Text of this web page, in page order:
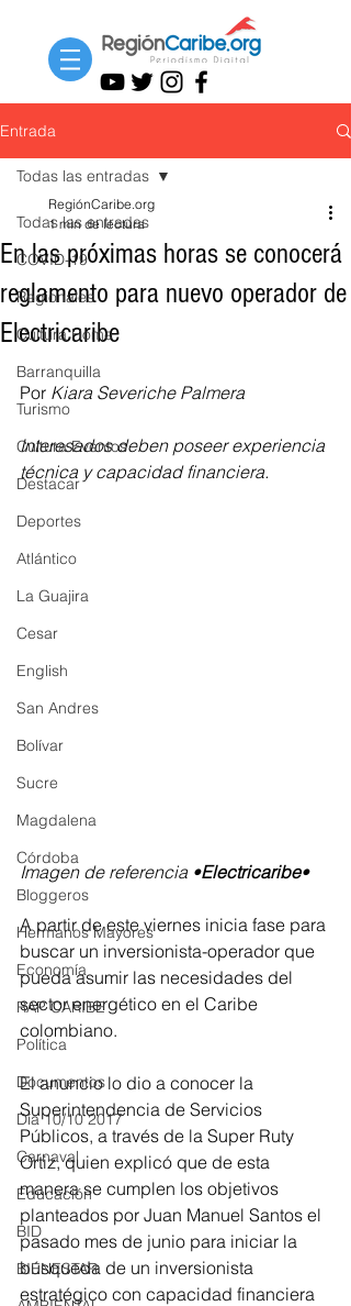
Entrada
Todas las entradas
COVID-19
Regionales
Cultura Home
Barranquilla
Turismo
Cultura Eventos
Destacar
Deportes
Atlántico
La Guajira
Cesar
English
San Andres
Bolívar
Sucre
Magdalena
Córdoba
Bloggeros
Hermanos Mayores
Economía
RAP CARIBE
Política
Documentos
Día 10/10 2017
Carnaval
Educación
BID
BIENESTAR
Todas las entradas
En las próximas horas se conocerá
reglamento para nuevo operador de
Electricaribe
RegiónCaribe.org
1 min de lectura
Por Kiara Severiche Palmera
Interesados deben poseer experiencia
técnica y capacidad financiera.
Imagen de referencia •Electricaribe•
A partir de este viernes inicia fase para
buscar un inversionista-operador que
pueda asumir las necesidades del
sector energético en el Caribe
colombiano.
El anuncio lo dio a conocer la
Superintendencia de Servicios
Públicos, a través de la Super Ruty
Ortiz, quien explicó que de esta
manera se cumplen los objetivos
planteados por Juan Manuel Santos el
pasado mes de junio para iniciar la
búsqueda de un inversionista
estratégico con capacidad financiera